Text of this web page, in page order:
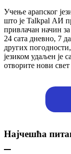
Учење арапског
што је Talkpal АИ
привлачан начин
24 сата дневно, 7
других
језиком удаљен је
отворите нови
Најчешћа